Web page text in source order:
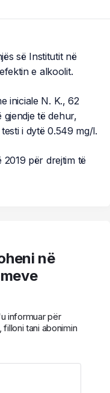
së Institutit në
e alkoolit.
iniciale N. K., 62
të dehur,
i dytë 0.549 mg/l.
për drejtim të
në
informuar për
tani abonimin